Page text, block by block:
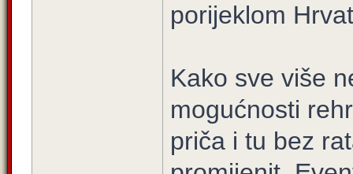
porijeklom
Kako sve više
mogućnosti
priča i tu bez